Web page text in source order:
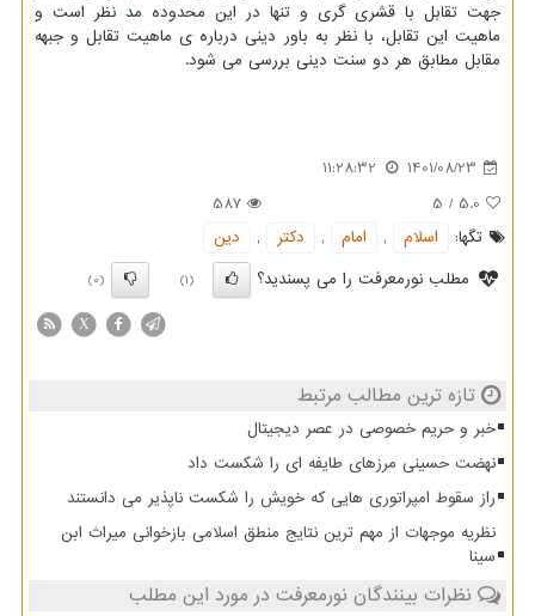
جهت تقابل با قشری گری و تنها در این محدوده مد نظر است و
ماهیت این تقابل، با نظر به باور دینی درباره ی ماهیت تقابل و جبهه
مقابل مطابق هر دو سنت دینی بررسی می شود.
1401/08/23
11:28:32
5.0
/
5
587
تگها:
اسلام , امام , دكتر ,
دین
مطلب نورمعرفت را می پسندید؟
(1)
(0)
X
تازه ترین مطالب مرتبط
خبر و حریم خصوصی در عصر دیجیتال
نهضت حسینی مرزهای طایفه ای را شکست داد
راز سقوط امپراتوری هایی که خویش را شکست ناپذیر می دانستند
نظریه موجهات از مهم ترین نتایج منطق اسلامی بازخوانی میراث ابن
سینا
نظرات بینندگان نورمعرفت در مورد این مطلب